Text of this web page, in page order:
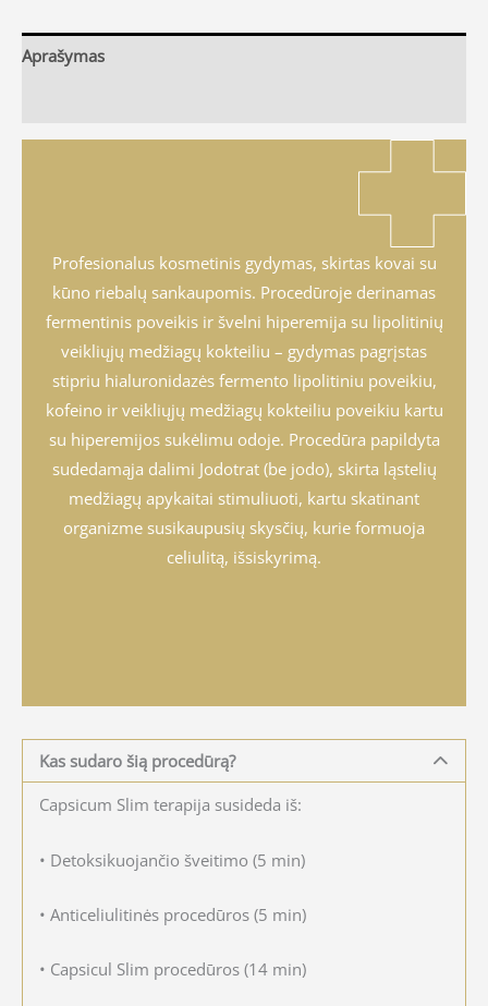
Aprašymas
Profesionalus kosmetinis gydymas, skirtas kovai su
kūno riebalų sankaupomis. Procedūroje derinamas
fermentinis poveikis ir švelni hiperemija su lipolitinių
veikliųjų medžiagų kokteiliu – gydymas pagrįstas
stipriu hialuronidazės fermento lipolitiniu poveikiu,
kofeino ir veikliųjų medžiagų kokteiliu poveikiu kartu
su hiperemijos sukėlimu odoje. Procedūra papildyta
sudedamąja dalimi Jodotrat (be jodo), skirta ląstelių
medžiagų apykaitai stimuliuoti, kartu skatinant
organizme susikaupusių skysčių, kurie formuoja
celiulitą, išsiskyrimą.
Kas sudaro šią procedūrą?
Capsicum Slim terapija susideda iš:
• Detoksikuojančio šveitimo (5 min)
• Anticeliulitinės procedūros (5 min)
• Capsicul Slim procedūros (14 min)